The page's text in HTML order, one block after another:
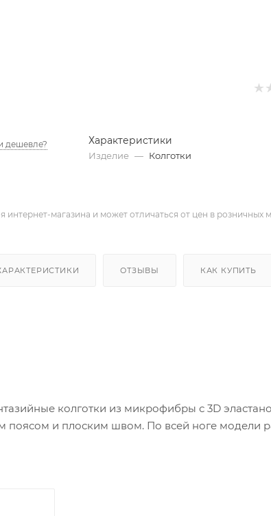
дешевле? Характеристики
Изделие — Колготки
интернет-магазина и может отличаться от цен в розничных
ОТЗЫВЫ КАК КУПИТЬ
колготки из микрофибры с 3D
поясом и плоским швом. По всей ноге модели